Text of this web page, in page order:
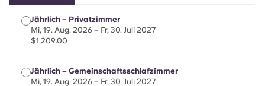
French
Jährlich – Privatzimmer
Mi, 19. Aug. 2026 – Fr, 30. Juli 2027
$1,209.00
Jährlich – Gemeinschaftsschlafzimmer
Mi, 19. Aug. 2026 – Fr, 30. Juli 2027